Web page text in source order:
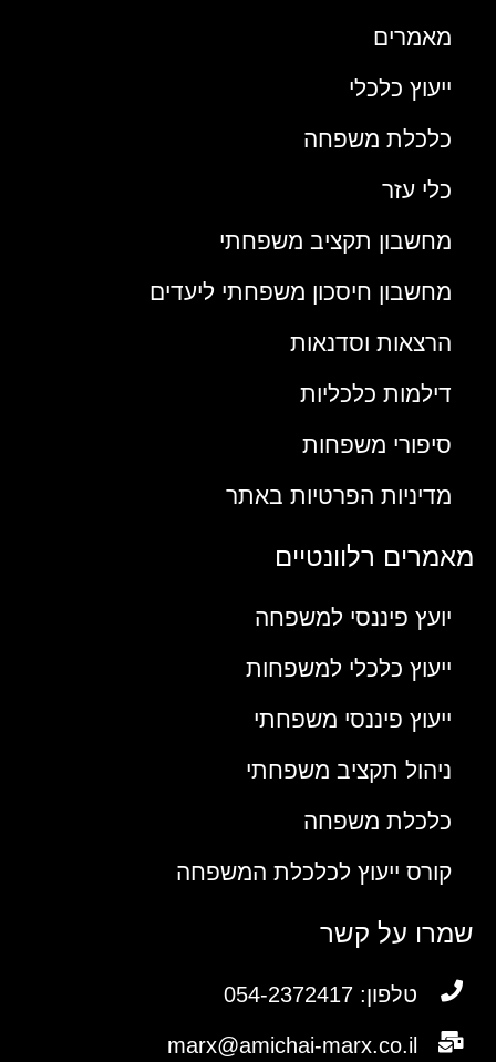
מאמרים
ייעוץ כלכלי
כלכלת משפחה
כלי עזר
מחשבון תקציב משפחתי
מחשבון חיסכון משפחתי ליעדים
הרצאות וסדנאות
דילמות כלכליות
סיפורי משפחות
מדיניות הפרטיות באתר
מאמרים רלוונטיים
יועץ פיננסי למשפחה
ייעוץ כלכלי למשפחות
ייעוץ פיננסי משפחתי
ניהול תקציב משפחתי
כלכלת משפחה
קורס ייעוץ לכלכלת המשפחה
שמרו על קשר
טלפון: 054-2372417
marx@amichai-marx.co.il